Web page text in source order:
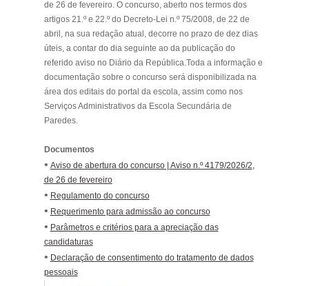
de 26 de fevereiro. O concurso, aberto nos termos dos
artigos 21.º e 22.º do Decreto-Lei n.º 75/2008, de 22 de
abril, na sua redação atual, decorre no prazo de dez dias
úteis, a contar do dia seguinte ao da publicação do
referido aviso no Diário da República.Toda a informação e
documentação sobre o concurso será disponibilizada na
área dos editais do portal da escola, assim como nos
Serviços Administrativos da Escola Secundária de
Paredes.
Documentos
• Aviso de abertura do concurso | Aviso n.º 4179/2026/2
de 26 de fevereiro
• Regulamento do concurso
• Requerimento para admissão ao concurso
• Parâmetros e critérios para a apreciação das
candidaturas
• Declaração de consentimento do tratamento de dados
pessoais